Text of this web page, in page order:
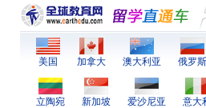
美国 加拿大 澳大利亚 俄罗斯
立陶宛 新加坡 爱沙尼亚 意大